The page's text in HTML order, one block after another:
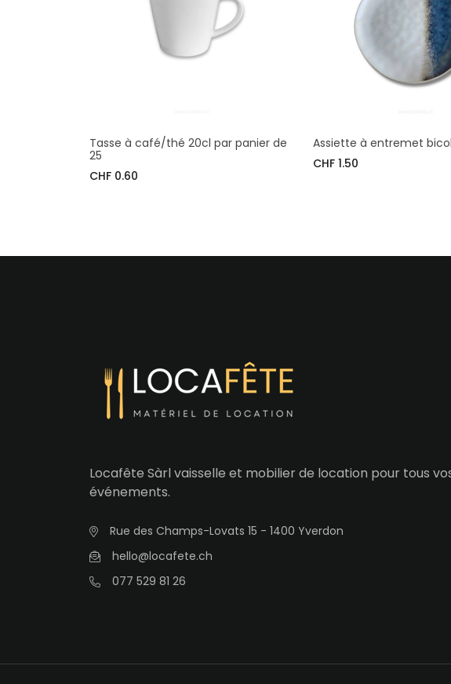
Tasse à café/thé 20cl par panier de
25
CHF 0.60
Assiette à entremet
CHF 1.50
Locafête Sàrl vaisselle et mobilier de location pour tous
événements.
Rue des Champs-Lovats 15 - 1400 Yverdon
hello@locafete.ch
077 529 81 26